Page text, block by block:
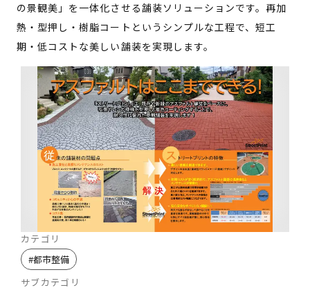
の景観美」を一体化させる舗装ソリューションです。再加
熱・型押し・樹脂コートというシンプルな工程で、短工
期・低コストな美しい舗装を実現します。
カテゴリ
#都市整備
サブカテゴリ